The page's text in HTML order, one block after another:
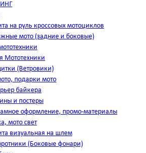
на руль кроссовых мотоциклов
мото (задние и боковые)
Мототехники
(Ветровики)
подарки мото
байкера
и постеры
оформление, промо-материалы
мото свет
визуальная на шлем
(Боковые фонари)